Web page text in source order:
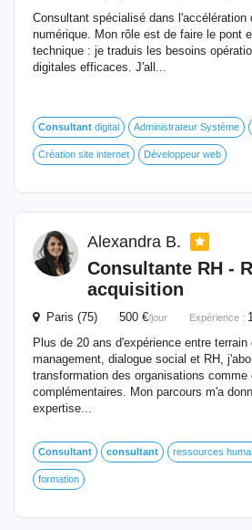
Consultant spécialisé dans l'accélération
numérique. Mon rôle est de faire le pont
technique : je traduis les besoins
digitales efficaces. J'all...
Consultant digital Administrateur Système
Création site internet Développeur web
Alexandra B.
Consultante RH -
acquisition
Paris (75) 500 €/jour Expérience :
Plus de 20 ans d'expérience entre terrain
management, dialogue social et RH,
transformation des organisations comme
complémentaires. Mon parcours m'a
expertise...
Consultant consultant ressources
formation